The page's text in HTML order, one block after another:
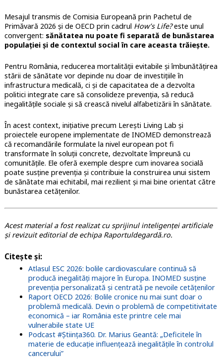
Mesajul transmis de Comisia Europeană prin Pachetul de
Primăvară 2026 și de OECD prin cadrul How’s Life?este unul
convergent: sănătatea nu poate fi separată de bunăstarea
populației și de contextul social în care aceasta trăiește.
Pentru România, reducerea mortalității evitabile și îmbunătățirea
stării de sănătate vor depinde nu doar de investițiile în
infrastructura medicală, ci și de capacitatea de a dezvolta
politici integrate care să consolideze prevenția, să reducă
inegalitățile sociale și să crească nivelul alfabetizării în sănătate.
În acest context, inițiative precum Lerești Living Lab și
proiectele europene implementate de INOMED demonstrează
că recomandările formulate la nivel european pot fi
transformate în soluții concrete, dezvoltate împreună cu
comunitățile. Ele oferă exemple despre cum inovarea socială
poate susține prevenția și contribuie la construirea unui sistem
de sănătate mai echitabil, mai rezilient și mai bine orientat către
bunăstarea cetățenilor.
Acest material a fost realizat cu sprijinul inteligenței artificiale
și revizuit editorial de echipa Raportuldegardă.ro.
Citește și:
Atlasul ESC 2026: bolile cardiovasculare continuă să
producă inegalități majore în Europa. INOMED susține
prevenția personalizată și centrată pe nevoile cetățenilor
Raport OECD 2026: Bolile cronice nu mai sunt doar o
problemă medicală. Devin o problemă de competitivitate
economică – iar România este printre cele mai
vulnerabile state UE
Podcast #Știința360. Dr. Marius Geantă: „Deficitele în
materie de educație influențează inegalitățile în controlul
cancerului”